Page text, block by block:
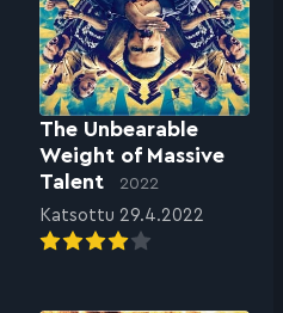
The Unbearable
Weight of Massive
Talent
2022
Katsottu 29.4.2022